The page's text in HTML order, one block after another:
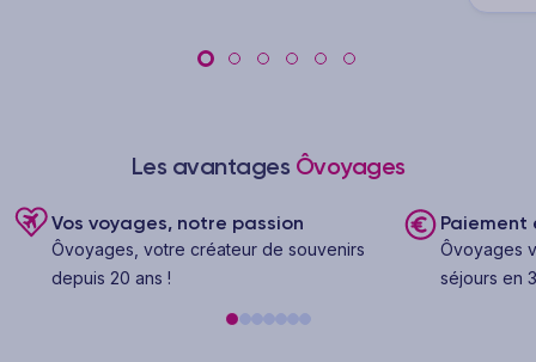
Les avantages Ôvoyages
Vos voyages, notre passion
Ôvoyages, votre créateur de souvenirs
depuis 20 ans !
Paiement
Ôvoyages
séjours en